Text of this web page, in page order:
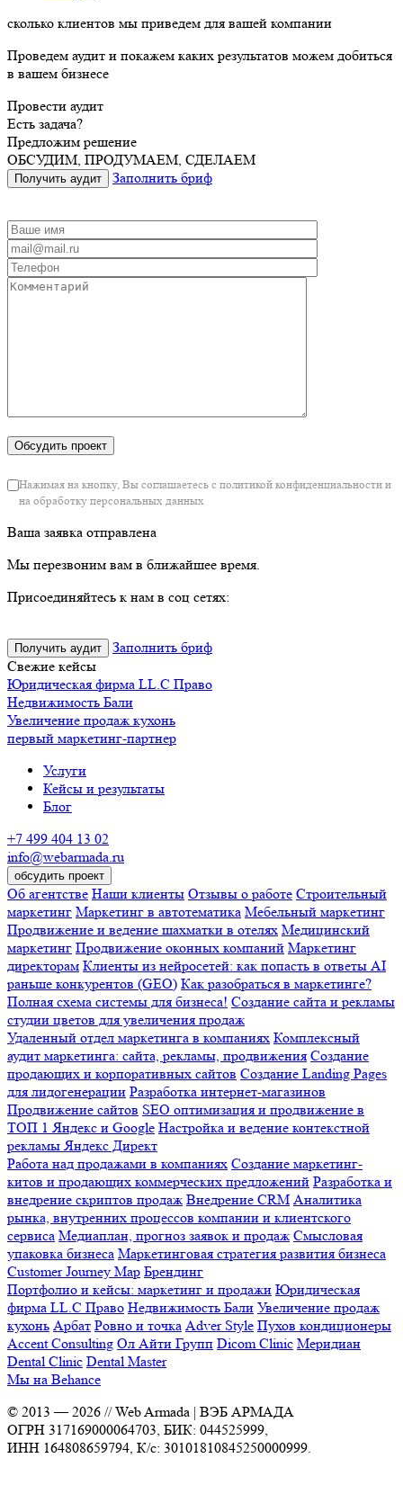
сколько клиентов мы приведем для вашей компании
Проведем аудит и покажем каких результатов можем добиться
в вашем бизнесе
Провести аудит
Есть задача?
Предложим решение
ОБСУДИМ, ПРОДУМАЕМ, СДЕЛАЕМ
Получить аудит Заполнить бриф
Нажимая на кнопку, Вы соглашаетесь с политикой конфиденциальности и
на обработку персональных данных
Ваша заявка отправлена
Мы перезвоним вам в ближайшее время.
Присоединяйтесь к нам в соц сетях:
Получить аудит
Заполнить бриф
Свежие кейсы
Юридическая фирма LL.C Право
Недвижимость Бали
Увеличение продаж кухонь
первый маркетинг-партнер
Услуги
Кейсы и результаты
Блог
+7 499 404 13 02
info@webarmada.ru
обсудить проект
Об агентстве Наши клиенты Отзывы о работе Строительный
маркетинг Маркетинг в автотематика Мебельный маркетинг
Продвижение и ведение шахматки в отелях Медицинский
маркетинг Продвижение оконных компаний Маркетинг
директорам Клиенты из нейросетей: как попасть в ответы AI
раньше конкурентов (GEO) Как разобраться в маркетинге?
Полная схема системы для бизнеса! Создание сайта и рекламы
студии цветов для увеличения продаж
Удаленный отдел маркетинга в компаниях Комплексный
аудит маркетинга: сайта, рекламы, продвижения Создание
продающих и корпоративных сайтов Создание Landing Pages
для лидогенерации Разработка интернет-магазинов
Продвижение сайтов SEO оптимизация и продвижение в
ТОП 1 Яндекс и Google Настройка и ведение контекстной
рекламы Яндекс Директ
Работа над продажами в компаниях Создание маркетинг-
китов и продающих коммерческих предложений Разработка и
внедрение скриптов продаж Внедрение CRM Аналитика
рынка, внутренних процессов компании и клиентского
сервиса Медиаплан, прогноз заявок и продаж Смысловая
упаковка бизнеса Маркетинговая стратегия развития бизнеса
Customer Journey Map Брендинг
Портфолио и кейсы: маркетинг и продажи Юридическая
фирма LL.C Право Недвижимость Бали Увеличение продаж
кухонь Арбат Ровно и точка Adver Style Пухов кондиционеры
Accent Consulting Ол Айти Групп Dicom Clinic Меридиан
Dental Clinic Dental Master
Мы на Behance
© 2013 —2026 // Web Armada | ВЭБ АРМАДА
ОГРН 317169000064703, БИК: 044525999,
ИНН 164808659794, К/с: 30101810845250000999.